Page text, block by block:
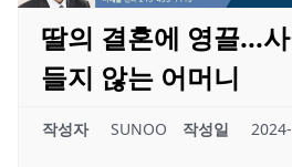
딸의 결혼에 영끌...
들지 않는 어머니
작성자 SUNOO 작성일